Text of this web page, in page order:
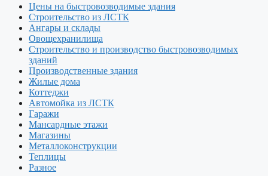
Цены на быстровозводимые здания
Строительство из ЛСТК
Ангары и склады
Овощехранилища
Строительство и производство быстровозводимых
зданий
Производственные здания
Жилые дома
Коттеджи
Автомойка из ЛСТК
Гаражи
Мансардные этажи
Магазины
Металлоконструкции
Теплицы
Разное